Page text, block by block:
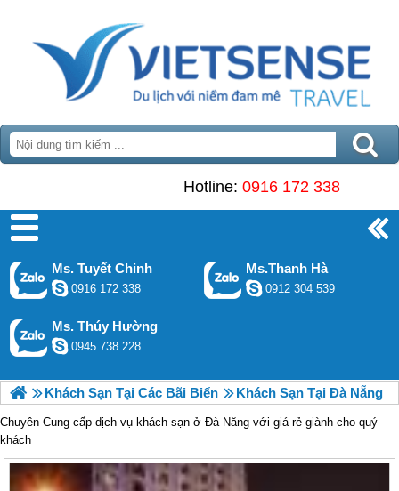
Hotline: 0916 172 338
Ms. Tuyết Chinh
0916 172 338
Ms.Thanh Hà
0912 304 539
Ms. Thúy Hường
0945 738 228
Khách Sạn Tại Các Bãi Biển Khách Sạn Tại Đà Nẵng
Chuyên Cung cấp dịch vụ khách sạn ở Đà Năng với giá rẻ giành cho quý
khách